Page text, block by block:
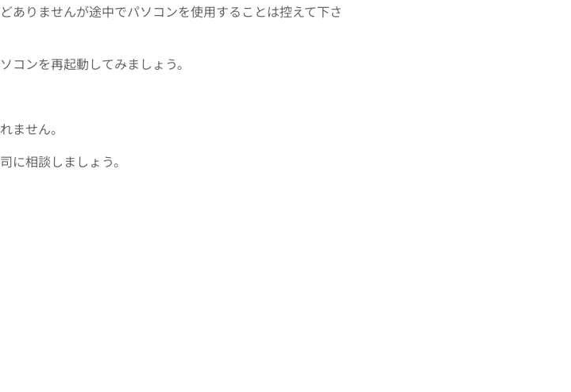
ありませんが途中でパソコンを使用することは控えて下さ
コンを再起動してみましょう。
ません。
に相談しましょう。